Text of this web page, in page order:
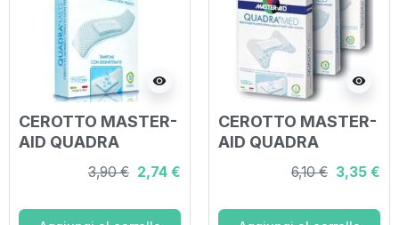
visibility
CEROTTO MASTER-
AID QUADRA
DERMOATTIVO
MEDIO 10 PEZZI
3,90 € 2,74 €
visibility
CEROTTO MASTER-
AID QUADRA
DERMOATTIVO
EXTRA 20 PEZZI
6,10 € 3,35 €